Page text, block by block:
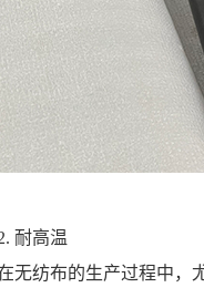
耐高温
无纺布的生产过程中，